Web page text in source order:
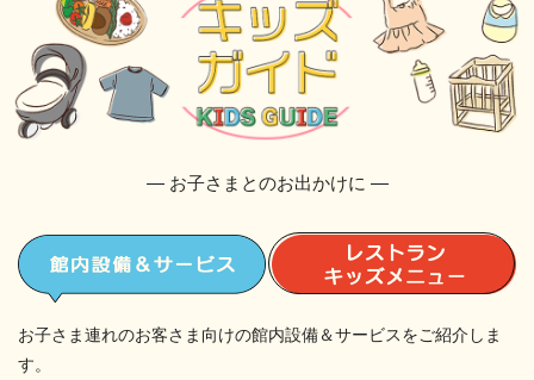
한국어
Japanese
― お子さまとのお出かけに ―
お子さま連れのお客さま向けの館内設備＆サービスをご紹介しま
す。